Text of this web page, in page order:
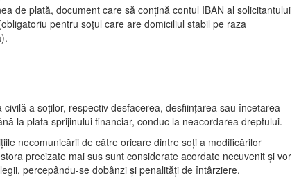
de plată, document care să conțină contul IBAN al solicitantului
pentru soțul care are domiciliul stabil pe raza
civilă a soților, respectiv desfacerea, desființarea sau încetarea
la plata sprijinului financiar, conduc la neacordarea dreptului.
necomunicării de către oricare dintre soți a modificărilor
precizate mai sus sunt considerate acordate necuvenit și vor
percepându-se dobânzi și penalități de întârziere.